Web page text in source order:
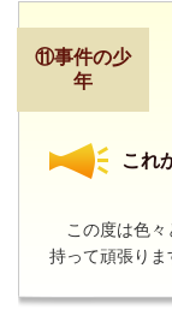
⑪事件の少
年
これ
この度は色々
持って頑張りま